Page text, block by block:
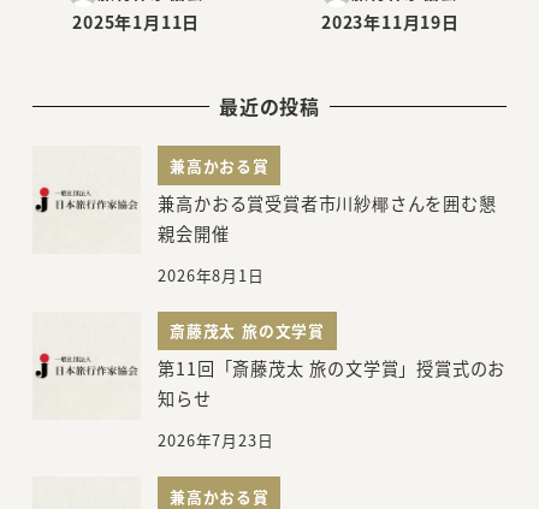
投稿日
2025年1月11日
投稿日
2023年11月19日
最近の投稿
兼高かおる賞
兼高かおる賞受賞者市川紗椰さんを囲む懇
親会開催
2026年8月1日
斎藤茂太 旅の文学賞
第11回「斎藤茂太 旅の文学賞」授賞式のお
知らせ
2026年7月23日
兼高かおる賞